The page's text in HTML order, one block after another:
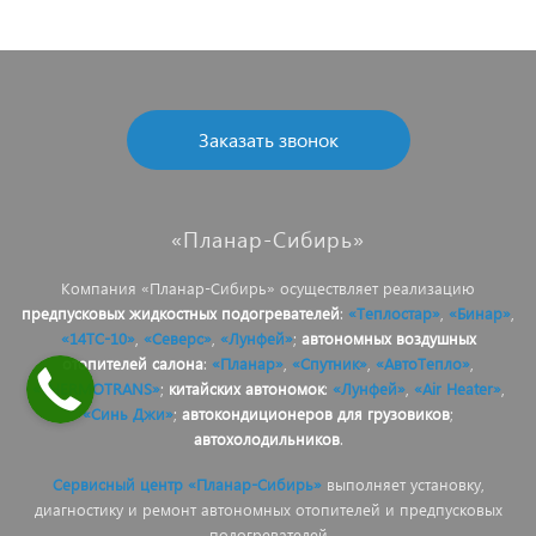
Заказать звонок
«Планар-Сибирь»
Компания «Планар-Сибирь» осуществляет реализацию
предпусковых жидкостных подогревателей: «Теплостар» «Бинар»
«14ТС-10», «Северс», «Лунфей»; автономных воздушных
отопителей салона: «Планар» «Спутник» «АвтоТепло»
«THERMOTRANS»; китайских автономок: «Лунфей», «Air Heater»,
«Синь Джи»; автокондиционеров для грузовиков;
автохолодильников.
Сервисный центр «Планар-Сибирь»выполняет установку,
диагностику и ремонт автономных отопителей и предпусковых